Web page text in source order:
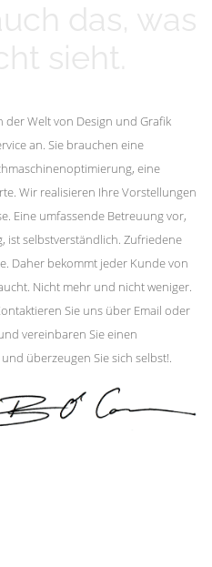
Welt von Design und Grafik
an. Sie brauchen eine
eine
Wir realisieren Ihre Vorstellungen
Eine umfassende Betreuung vor,
ist selbstverständlich. Zufriedene
Daher bekommt jeder Kunde von
Nicht mehr und nicht weniger.
Sie uns über Email oder
vereinbaren Sie einen
überzeugen Sie sich selbst!.